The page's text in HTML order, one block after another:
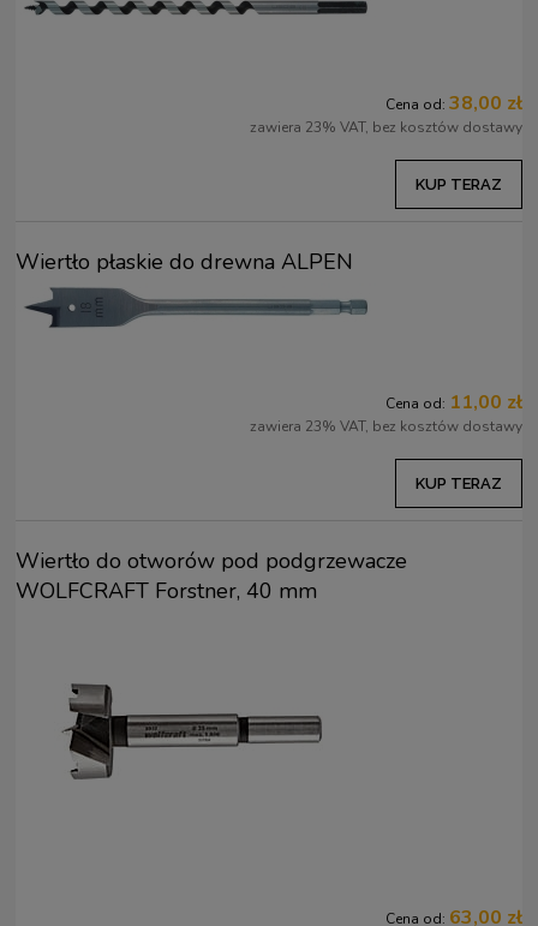
Cena od: 38,00 zł
zawiera 23% VAT, bez kosztów dostawy
KUP TERAZ
Wiertło płaskie do drewna ALPEN
Cena od: 11,00 zł
zawiera 23% VAT, bez kosztów dostawy
KUP TERAZ
Wiertło do otworów pod podgrzewacze
WOLFCRAFT Forstner, 40 mm
Cena od: 63,00 zł